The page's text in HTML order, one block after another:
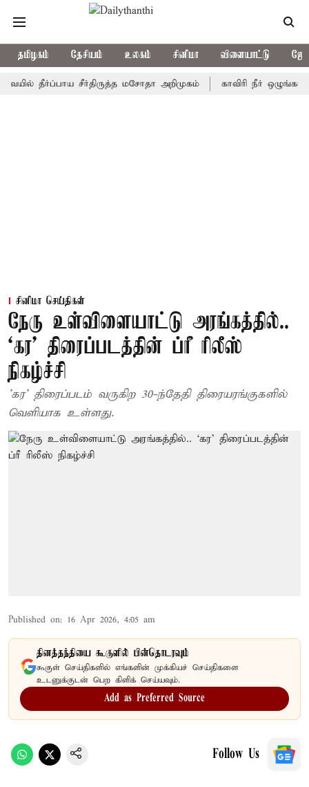
தமிழகம் தேசியம் உலகம் சினிமா விளையாட்டு
சீர்திருத்த மசோதா அறிமுகம் காவிரி நீர் ஒழுங்காற்று
சினிமா செய்திகள்
நேரு உள்விளையாட்டு அரங்கத்தில்..
`கர' திரைப்படத்தின் ப்ரீ ரிலீஸ்
நிகழ்ச்சி
'கர' திரைப்படம் வருகிற 30-ந்தேதி திரையரங்குகளில்
வெளியாக உள்ளது.
Published on: 16 Apr 2026, 4:05 am
தினத்தந்தியை கூகுளில் பின்தொடரவும்
கூகுள் செய்திகளில் எங்களின் முக்கியச் செய்திகளை
உடனுக்குடன் பெற கிளிக் செய்யவும்.
Add as Preferred Source
Follow Us